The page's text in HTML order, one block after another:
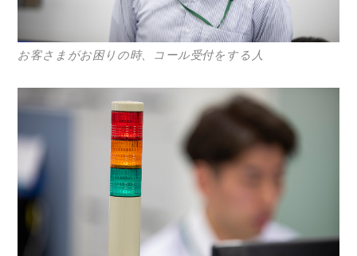
お客さまがお困りの時、コール受付をする人